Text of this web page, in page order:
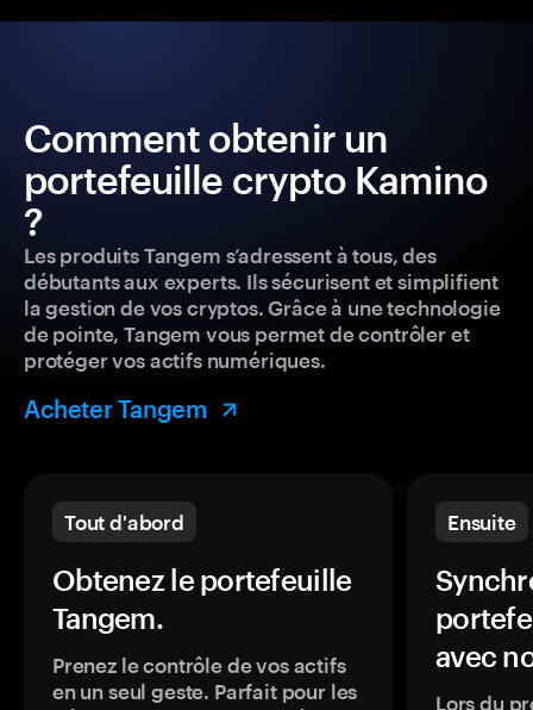
Comment obtenir un
portefeuille crypto Kamino
?
Les produits Tangem s’adressent à tous, des
débutants aux experts. Ils sécurisent et simplifient
la gestion de vos cryptos. Grâce à une technologie
de pointe, Tangem vous permet de contrôler et
protéger vos actifs numériques.
Acheter Tangem
Tout d'abord
Obtenez le portefeuille
Tangem.
Prenez le contrôle de vos actifs
en un seul geste. Parfait pour les
Ensuite
avec
Lors du